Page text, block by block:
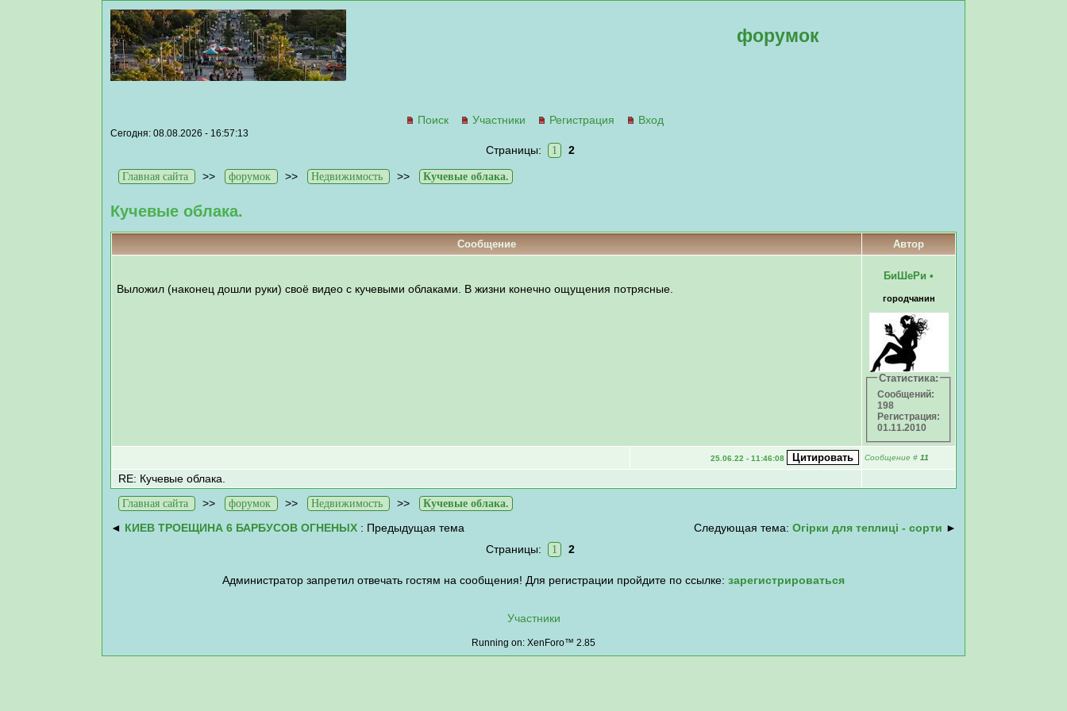
форумок
Поиск Участники Регистрация Вход
Сегодня: 08.08.2026 - 16:57:13
Страницы: 1 2
Главная сайта >> форумок >> Недвижимость >> Кучевые облака.
Кучевые облака.
Сообщение Автор
Выложил (наконец дошли руки) своё видео с кучевыми облаками. В жизни конечно ощущения потрясные.
БиШеРи •
городчанин
Статистика:
Сообщений:
198
Регистрация:
01.11.2010
25.06.22 - 11:46:08 Сообщение # 11
RE: Кучевые облака.
Главная сайта >> форумок >> Недвижимость >> Кучевые облака.
◄ КИЕВ ТРОЕЩИНА 6 БАРБУСОВ ОГНЕНЫХ : Предыдущая тема Следующая тема: Огірки для теплиці - сорти ►
Страницы:
1 2
Администратор запретил отвечать гостям на сообщения! Для регистрации пройдите по ссылке: зарегистрироваться
Участники
Running on: XenForo™ 2.85